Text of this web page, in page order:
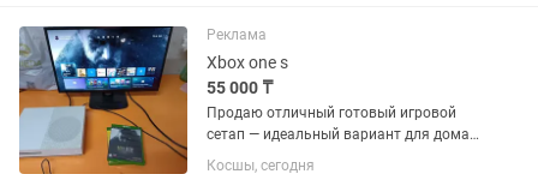
городу. Цена — 100 000 тг.
Реклама
Xbox one s
55 000 ₸
Продаю отличный готовый игровой
сетап — идеальный вариант для дома.
Всё полностью в рабочем состоянии,
Косшы, сегодня